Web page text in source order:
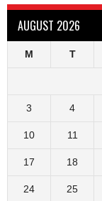
AUGUST 2026
M T
3 4
10 11
17 18
24 25